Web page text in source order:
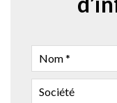
NOM
SOCIÉTÉ